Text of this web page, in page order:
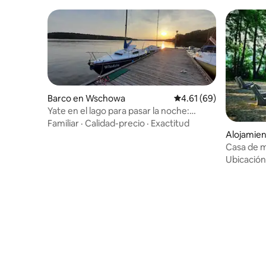
Barco en Wschowa Calificación
4.61 (69)
Yate en el lago para pasar la noche:
modelo Kievit 680
Familiar · Calidad-precio · Exactitud
Casa de
Ubicación